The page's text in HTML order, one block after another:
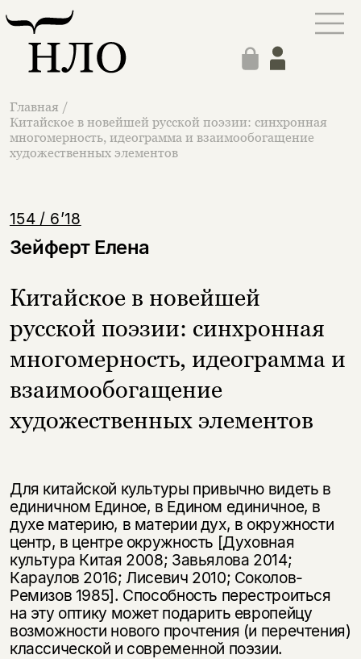
Главная /
Китайское в новейшей русской поэзии: синхронная
многомерность, идеограмма и взаимообогащение
художественных элементов
154 / 6’18
Зейферт Елена
Китайское в новейшей
русской поэзии: синхронная
многомерность, идеограмма и
взаимообогащение
художественных элементов
Для китайской культуры привычно видеть в
единичном Единое, в Едином единичное, в
духе материю, в материи дух, в окружности
центр, в центре окружность [Духовная
культура Китая 2008; Завьялова 2014;
Караулов 2016; Лисевич 2010; Соколов-
Ремизов 1985]. Способность перестроиться
на эту оптику может подарить европейцу
возможности нового прочтения (и перечтения)
классической и современной поэзии.